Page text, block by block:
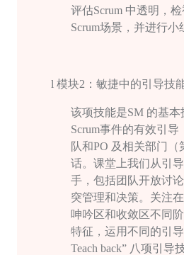
评估Scrum 中透明，
Scrum场景，并进行小
l 模块2 ：敏捷中的引导技
该项技能是SM 的基本
Scrum事件的有效引导
队和PO 及相关部门（
话。课堂上我们从引
手，包括团队开放讨
突管理和决策。关注
呻吟区和收敛区不同
特征，运用不同的引
Teach back” 八项引导